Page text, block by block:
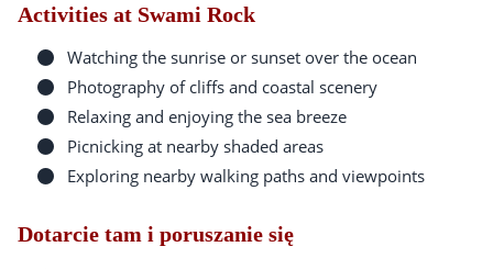
Activities at Swami Rock
Watching the sunrise or sunset over the ocean
Photography of cliffs and coastal scenery
Relaxing and enjoying the sea breeze
Picnicking at nearby shaded areas
Exploring nearby walking paths and viewpoints
Dotarcie tam i poruszanie się